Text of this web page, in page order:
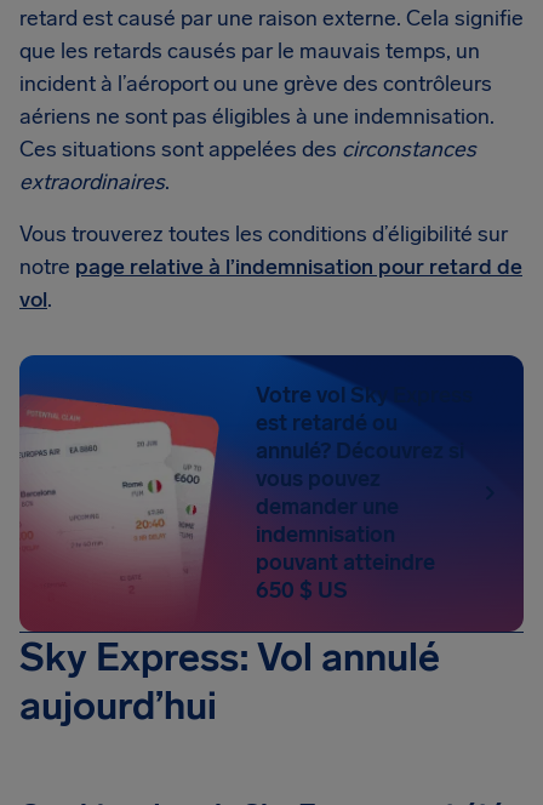
retard est causé par une raison externe. Cela signifie
que les retards causés par le mauvais temps, un
incident à l’aéroport ou une grève des contrôleurs
aériens ne sont pas éligibles à une indemnisation.
Ces situations sont appelées des circonstances
extraordinaires.
Vous trouverez toutes les conditions d’éligibilité sur
notre page relative à l’indemnisation pour retard de
vol.
Votre vol Sky Express
est retardé ou
annulé? Découvrez si
vous pouvez
demander une
indemnisation
pouvant atteindre
650 $ US
Sky Express: Vol annulé
aujourd’hui